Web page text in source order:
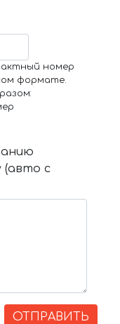
номер
формате.
(авто с
ОТПРАВИТЬ